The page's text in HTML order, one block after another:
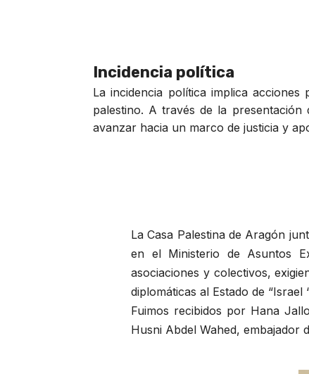
Incidencia política
La incidencia política implica
palestino. A través de la
avanzar hacia un marco de justicia y
La Casa Palestina de Aragón
en el Ministerio de Asuntos
asociaciones y colectivos,
diplomáticas al Estado de “Israel
Fuimos recibidos por Hana
Husni Abdel Wahed, embajador